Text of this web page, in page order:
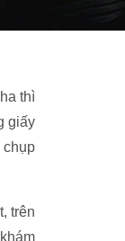
thì
giấy
chụp
trên